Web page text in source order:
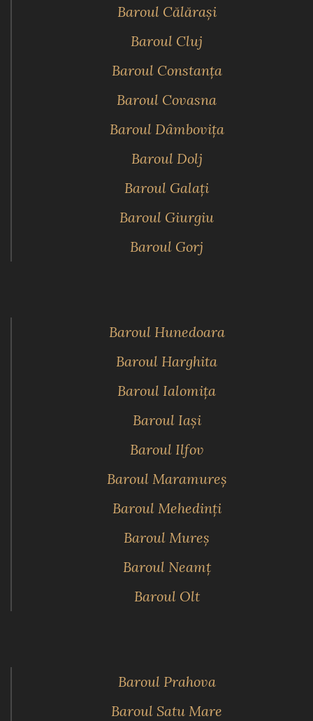
Baroul Călăraşi
Baroul Cluj
Baroul Constanţa
Baroul Covasna
Baroul Dâmboviţa
Baroul Dolj
Baroul Galaţi
Baroul Giurgiu
Baroul Gorj
Baroul Hunedoara
Baroul Harghita
Baroul Ialomiţa
Baroul Iaşi
Baroul Ilfov
Baroul Maramureş
Baroul Mehedinţi
Baroul Mureş
Baroul Neamţ
Baroul Olt
Baroul Prahova
Baroul Satu Mare